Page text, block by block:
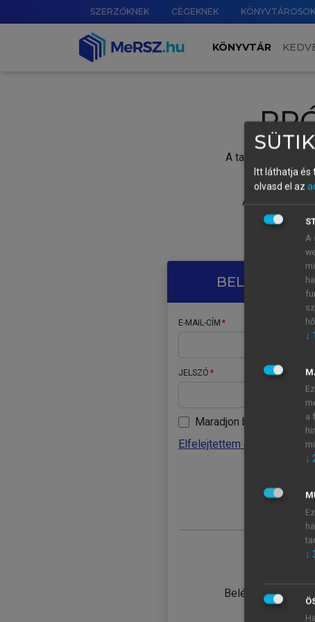
SZERZŐKNEK CÉGEKNEK
KÖNYVTÁR
A tartalom
A
BELÉPÉS
E-MAIL-CÍM
JELSZÓ
Maradjon belépve
Elfelejtettem a jelszavamat
Belépés
Itt láthatja és
olvasd el az
A
↓ 1
a
↓
↓